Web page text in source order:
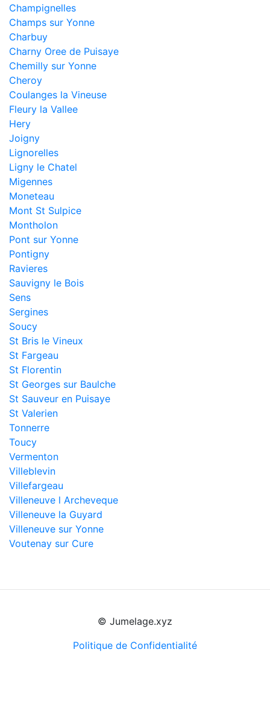
Champignelles
Champs sur Yonne
Charbuy
Charny Oree de Puisaye
Chemilly sur Yonne
Cheroy
Coulanges la Vineuse
Fleury la Vallee
Hery
Joigny
Lignorelles
Ligny le Chatel
Migennes
Moneteau
Mont St Sulpice
Montholon
Pont sur Yonne
Pontigny
Ravieres
Sauvigny le Bois
Sens
Sergines
Soucy
St Bris le Vineux
St Fargeau
St Florentin
St Georges sur Baulche
St Sauveur en Puisaye
St Valerien
Tonnerre
Toucy
Vermenton
Villeblevin
Villefargeau
Villeneuve l Archeveque
Villeneuve la Guyard
Villeneuve sur Yonne
Voutenay sur Cure
© Jumelage.xyz
Politique de Confidentialité